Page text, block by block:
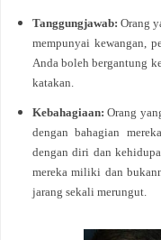
Tanggungjawab: Orang
mempunyai kewangan,
Anda boleh bergantung
katakan.
Kebahagiaan:Orang
dengan bahagian
dengan diri dan
mereka miliki dan
jarang sekali merungut.